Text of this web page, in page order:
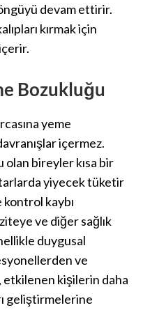
devam ettirir.
kırmak için
Bozukluğu
yeme
içermez.
olan bireyler kısa bir
yiyecek tüketir
kontrol kaybı
ve diğer sağlık
duygusal
ve
etkilenen kişilerin daha
geliştirmelerine